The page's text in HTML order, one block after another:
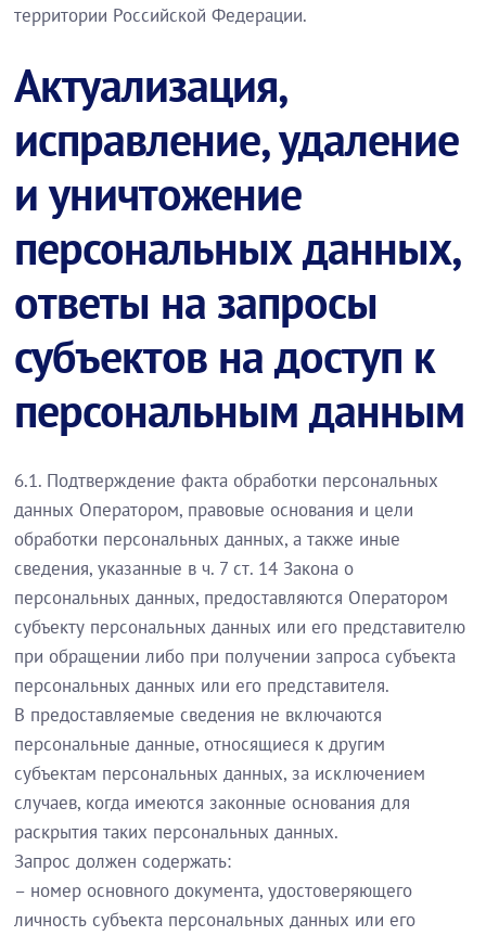
территории Российской Федерации.
Актуализация,
исправление, удаление
и уничтожение
персональных данных,
ответы на запросы
субъектов на доступ к
персональным данным
6.1. Подтверждение факта обработки персональных
данных Оператором, правовые основания и цели
обработки персональных данных, а также иные
сведения, указанные в ч. 7 ст. 14 Закона о
персональных данных, предоставляются Оператором
субъекту персональных данных или его представителю
при обращении либо при получении запроса субъекта
персональных данных или его представителя.
В предоставляемые сведения не включаются
персональные данные, относящиеся к другим
субъектам персональных данных, за исключением
случаев, когда имеются законные основания для
раскрытия таких персональных данных.
Запрос должен содержать:
– номер основного документа, удостоверяющего
личность субъекта персональных данных или его